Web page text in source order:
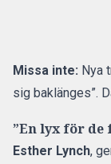
Missa inte: Nya
sig baklänges”.
”En lyx för de
Esther Lynch,